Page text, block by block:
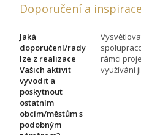
Doporučení a inspirace
Jaká
doporučení/rady
lze z realizace
Vašich aktivit
vyvodit a
poskytnout
ostatním
obcím/městům s
podobným
rámci
využívání